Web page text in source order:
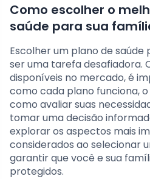
Como escolher o
saúde para sua
Escolher um plano de
ser uma tarefa desafiadora.
disponíveis no mercado, é
como cada plano funciona,
como avaliar suas
tomar uma decisão
explorar os aspectos mais
considerados ao selecionar
garantir que você e sua
protegidos.